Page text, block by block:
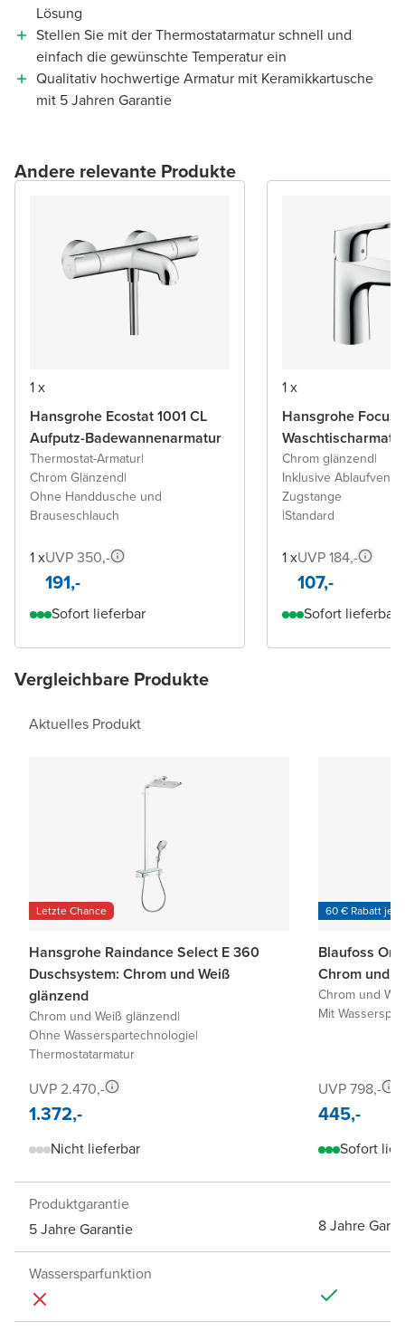
Lösung
Stellen Sie mit der Thermostatarmatur schnell und
einfach die gewünschte Temperatur ein
Qualitativ hochwertige Armatur mit Keramikkartusche
mit 5 Jahren Garantie
Andere relevante Produkte
1 x
Hansgrohe Ecostat 1001 CL
Aufputz-Badewannenarmatur
Thermostat-Armatur|
Chrom Glänzend|
Ohne Handdusche und
Brauseschlauch
1 xUVP 350,-
191,-
Sofort lieferbar
1 x
Hansgrohe Focus
Chrom glänzend|
Inklusive Ablaufventil
Zugstange
|Standard
1 xUVP 184,-
107,-
Sofort lieferbar
Vergleichbare Produkte
Aktuelles Produkt
Letzte Chance
Hansgrohe Raindance Select E 360
Duschsystem: Chrom und Weiß
glänzend
Chrom und Weiß glänzend|
Ohne Wasserspartechnologie|
Thermostatarmatur
UVP 2.470,-
1.372,-
Nicht lieferbar
60 € Rabatt je
Blaufoss
Chrom und
Chrom und
Mit
UVP 798,-
445,-
Sofort
Produktgarantie
5 Jahre Garantie
8 Jahre
Wassersparfunktion